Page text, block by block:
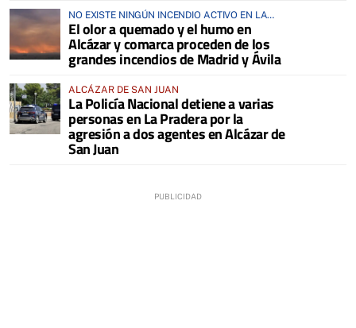
NO EXISTE NINGÚN INCENDIO ACTIVO EN LA
COMARCA
El olor a quemado y el humo en
Alcázar y comarca proceden de los
grandes incendios de Madrid y Ávila
ALCÁZAR DE SAN JUAN
La Policía Nacional detiene a varias
personas en La Pradera por la
agresión a dos agentes en Alcázar de
San Juan